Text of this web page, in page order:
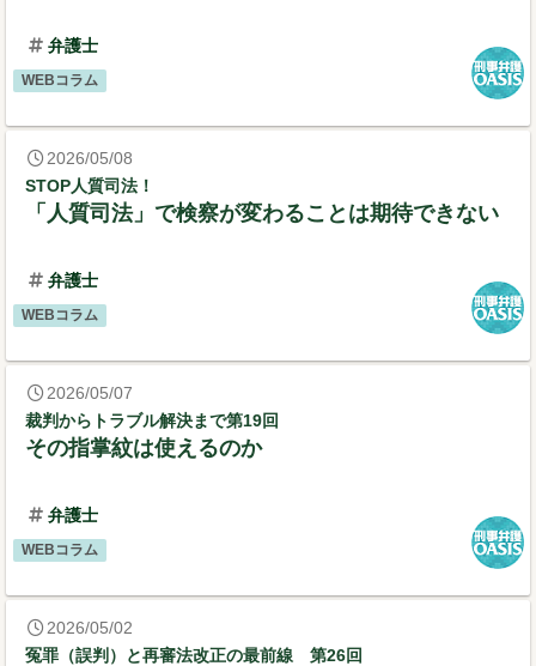
弁護士
WEBコラム
2026/05/08
STOP人質司法！
「人質司法」で検察が変わることは期待できない
弁護士
WEBコラム
2026/05/07
裁判からトラブル解決まで第19回
その指掌紋は使えるのか
弁護士
WEBコラム
2026/05/02
冤罪（誤判）と再審法改正の最前線 第26回